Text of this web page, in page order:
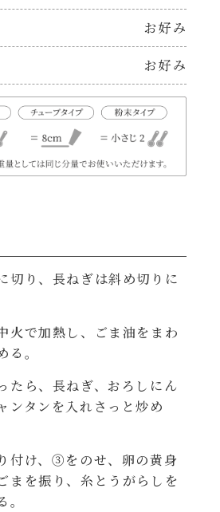
ーニ
ナーラ
ミ
ゴレ
アータ
ミーボロネーゼ
お好み
お好み
切り、長ねぎは斜め切りに
火で加熱し、ごま油をまわ
る。
たら、長ねぎ、おろしにん
ンタンを入れさっと炒め
付け、③をのせ、卵の黄身
まを振り、糸とうがらしを